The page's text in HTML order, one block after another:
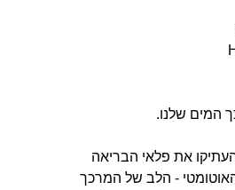
המים שלנו.
את פלאי הבריאה
- הלב של המרכך